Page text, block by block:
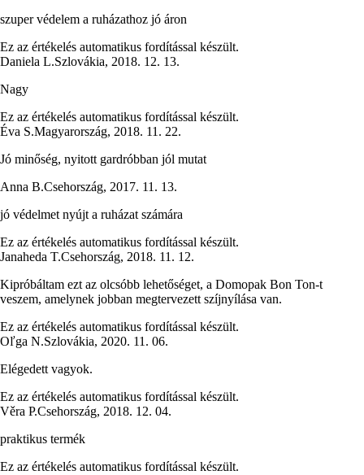
szuper védelem a ruházathoz jó áron
Ez az értékelés automatikus fordítással készült.
Daniela L.Szlovákia, 2018. 12. 13.
Nagy
Ez az értékelés automatikus fordítással készült.
Éva S.Magyarország, 2018. 11. 22.
Jó minőség, nyitott gardróbban jól mutat
Anna B.Csehország, 2017. 11. 13.
jó védelmet nyújt a ruházat számára
Ez az értékelés automatikus fordítással készült.
Janaheda T.Csehország, 2018. 11. 12.
Kipróbáltam ezt az olcsóbb lehetőséget, a Domopak Bon Ton-t
veszem, amelynek jobban megtervezett szíjnyílása van.
Ez az értékelés automatikus fordítással készült.
Oľga N.Szlovákia, 2020. 11. 06.
Elégedett vagyok.
Ez az értékelés automatikus fordítással készült.
Věra P.Csehország, 2018. 12. 04.
praktikus termék
Ez az értékelés automatikus fordítással készült.